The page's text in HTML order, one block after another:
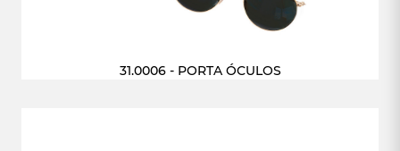
31.0006 - PORTA ÓCULOS